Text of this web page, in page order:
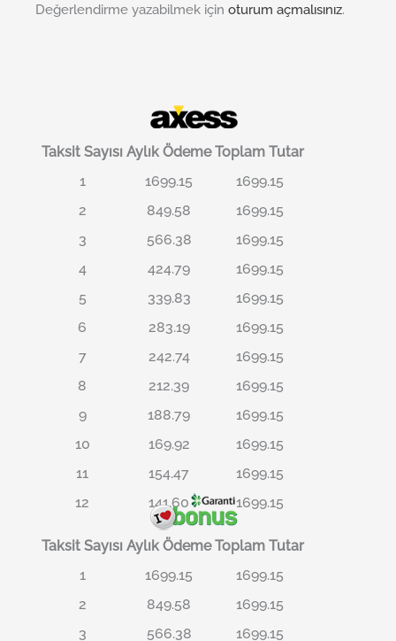
Değerlendirme yazabilmek için oturum açmalısınız.
Taksit Sayısı Aylık Ödeme Toplam Tutar
1
1699.15
1699.15
2
849.58
1699.15
3
566.38
1699.15
4
424.79
1699.15
5
339.83
1699.15
6
283.19
1699.15
7
242.74
1699.15
8
212.39
1699.15
9
188.79
1699.15
10
169.92
1699.15
11
154.47
1699.15
12
141.60 1699.15
Taksit Sayısı Aylık Ödeme Toplam Tutar
1
1699.15
1699.15
2
849.58
1699.15
3
566.38 1699.15